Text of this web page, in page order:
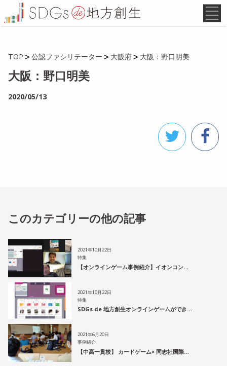
TOP 公認ファシリテーター 大阪府 大阪：野口明美
大阪：野口明美
2020/05/13
このカテゴリーの他の記事
2021年10月22日
特集
【オンラインゲーム事例紹介】イオンコン…
2021年10月22日
特集
SDGs de 地方創生オンラインゲームができ…
2021年6月20日
事例紹介
【中高一貫校】 カードゲーム× 同志社国際…